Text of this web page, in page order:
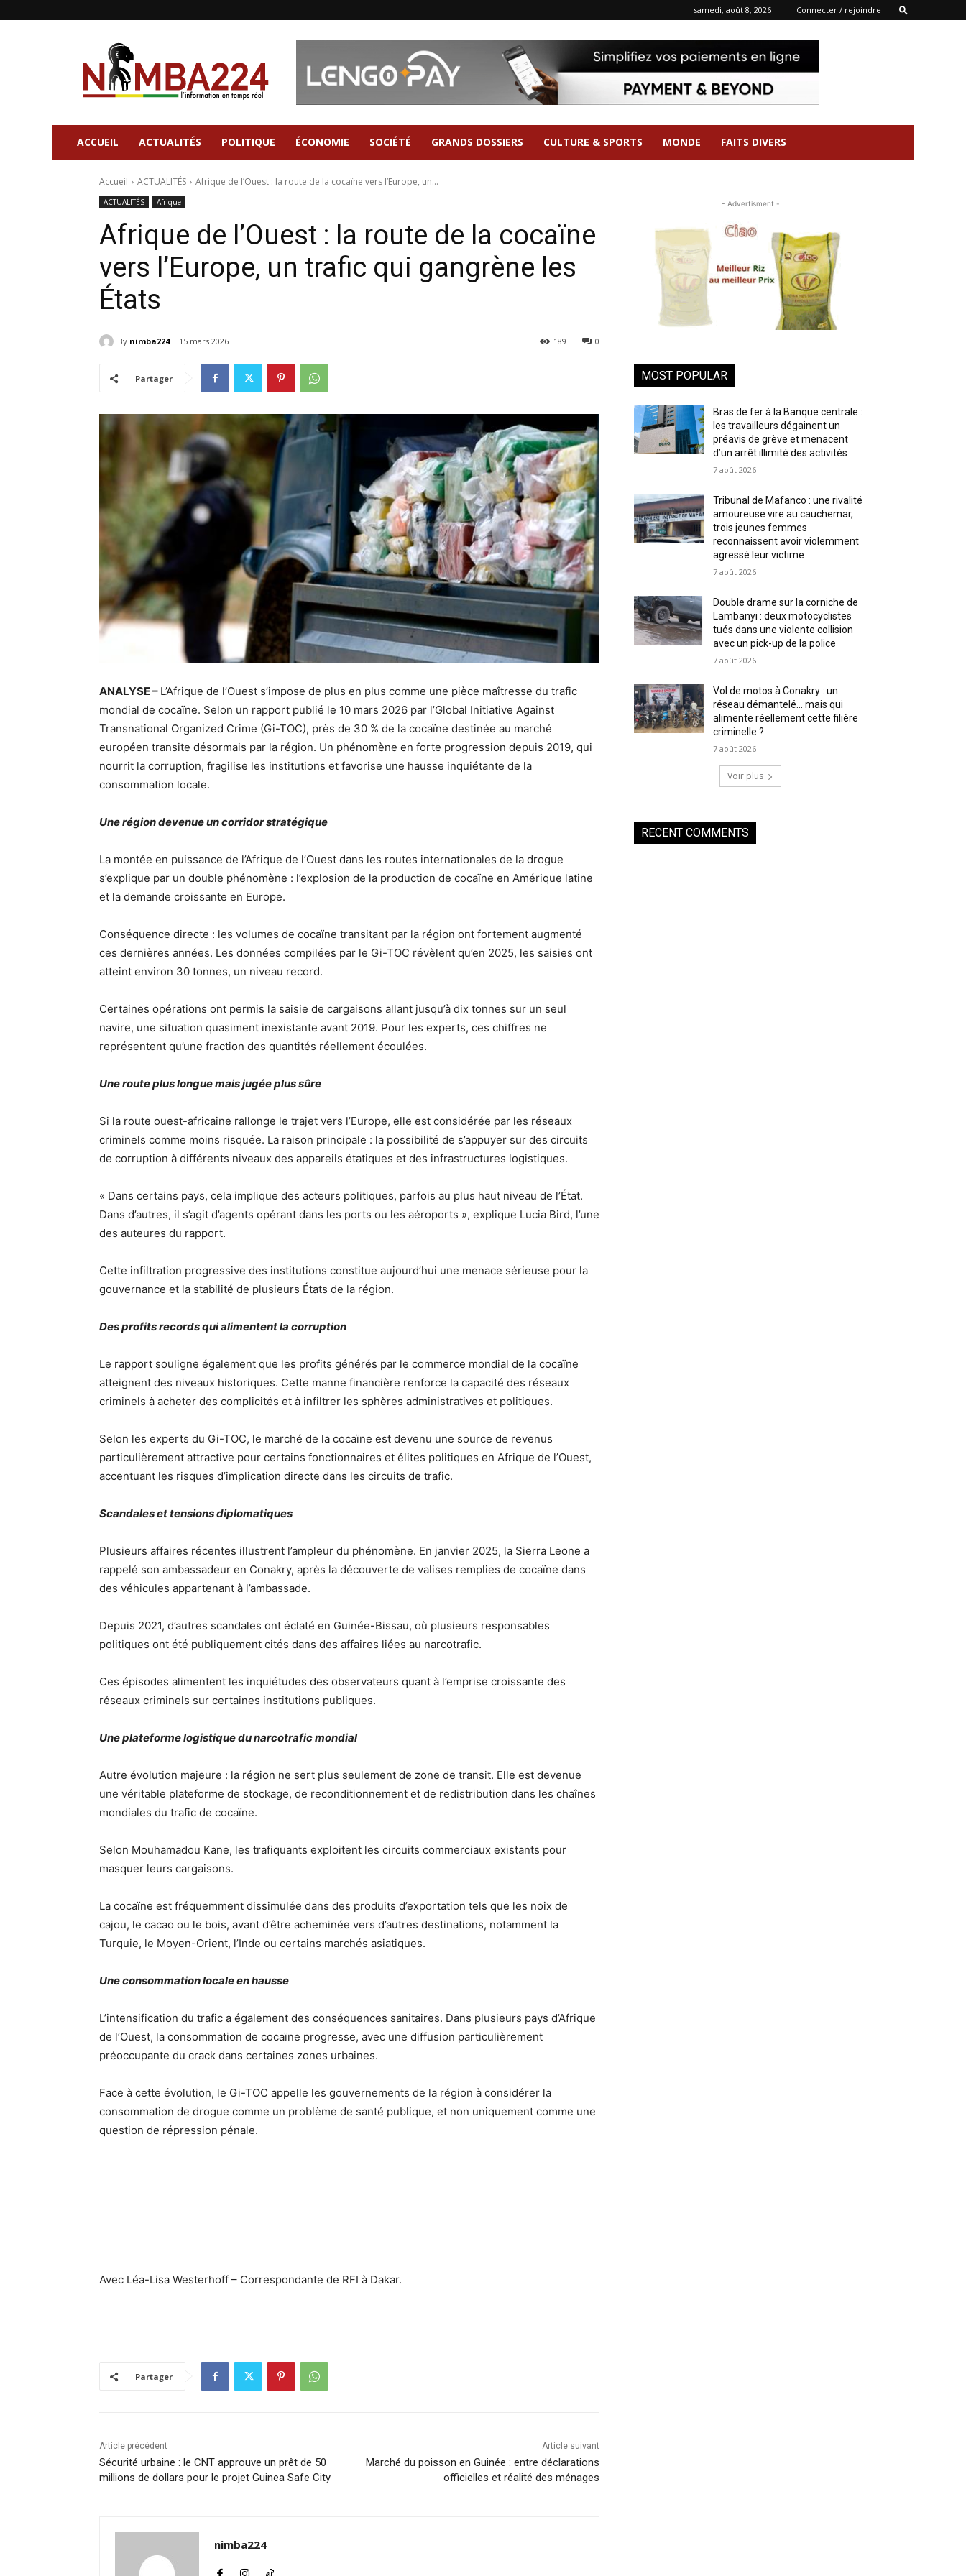
samedi, août 8, 2026 Connecter / rejoindre
Nimba224
Site
d'information
ACCUEIL ACTUALITÉS POLITIQUE ÉCONOMIE SOCIÉTÉ GRANDS DOSSIERS CULTURE & SPORTS MONDE FAITS DIVERS
Accueil ACTUALITÉS Afrique de l’Ouest : la route de la cocaïne vers l’Europe, un...
ACTUALITÉS Afrique
Afrique de l’Ouest : la route de la cocaïne
vers l’Europe, un trafic qui gangrène les
États
By nimba224 15 mars 2026 0
189
Partager
ANALYSE – L’Afrique de l’Ouest s’impose de plus en plus comme une pièce maîtresse du trafic
mondial de cocaïne. Selon un rapport publié le 10 mars 2026 par l’Global Initiative Against
Transnational Organized Crime (Gi-TOC), près de 30 % de la cocaïne destinée au marché
européen transite désormais par la région. Un phénomène en forte progression depuis 2019, qui
nourrit la corruption, fragilise les institutions et favorise une hausse inquiétante de la
consommation locale.
Une région devenue un corridor stratégique
La montée en puissance de l’Afrique de l’Ouest dans les routes internationales de la drogue
s’explique par un double phénomène : l’explosion de la production de cocaïne en Amérique latine
et la demande croissante en Europe.
Conséquence directe : les volumes de cocaïne transitant par la région ont fortement augmenté
ces dernières années. Les données compilées par le Gi-TOC révèlent qu’en 2025, les saisies ont
atteint environ 30 tonnes, un niveau record.
Certaines opérations ont permis la saisie de cargaisons allant jusqu’à dix tonnes sur un seul
navire, une situation quasiment inexistante avant 2019. Pour les experts, ces chiffres ne
représentent qu’une fraction des quantités réellement écoulées.
Une route plus longue mais jugée plus sûre
Si la route ouest-africaine rallonge le trajet vers l’Europe, elle est considérée par les réseaux
criminels comme moins risquée. La raison principale : la possibilité de s’appuyer sur des circuits
de corruption à différents niveaux des appareils étatiques et des infrastructures logistiques.
« Dans certains pays, cela implique des acteurs politiques, parfois au plus haut niveau de l’État.
Dans d’autres, il s’agit d’agents opérant dans les ports ou les aéroports », explique Lucia Bird, l’une
des auteures du rapport.
Cette infiltration progressive des institutions constitue aujourd’hui une menace sérieuse pour la
gouvernance et la stabilité de plusieurs États de la région.
Des profits records qui alimentent la corruption
Le rapport souligne également que les profits générés par le commerce mondial de la cocaïne
atteignent des niveaux historiques. Cette manne financière renforce la capacité des réseaux
criminels à acheter des complicités et à infiltrer les sphères administratives et politiques.
Selon les experts du Gi-TOC, le marché de la cocaïne est devenu une source de revenus
particulièrement attractive pour certains fonctionnaires et élites politiques en Afrique de l’Ouest,
accentuant les risques d’implication directe dans les circuits de trafic.
Scandales et tensions diplomatiques
Plusieurs affaires récentes illustrent l’ampleur du phénomène. En janvier 2025, la Sierra Leone a
rappelé son ambassadeur en Conakry, après la découverte de valises remplies de cocaïne dans
des véhicules appartenant à l’ambassade.
Depuis 2021, d’autres scandales ont éclaté en Guinée-Bissau, où plusieurs responsables
politiques ont été publiquement cités dans des affaires liées au narcotrafic.
Ces épisodes alimentent les inquiétudes des observateurs quant à l’emprise croissante des
réseaux criminels sur certaines institutions publiques.
Une plateforme logistique du narcotrafic mondial
Autre évolution majeure : la région ne sert plus seulement de zone de transit. Elle est devenue
une véritable plateforme de stockage, de reconditionnement et de redistribution dans les chaînes
mondiales du trafic de cocaïne.
Selon Mouhamadou Kane, les trafiquants exploitent les circuits commerciaux existants pour
masquer leurs cargaisons.
La cocaïne est fréquemment dissimulée dans des produits d’exportation tels que les noix de
cajou, le cacao ou le bois, avant d’être acheminée vers d’autres destinations, notamment la
Turquie, le Moyen-Orient, l’Inde ou certains marchés asiatiques.
Une consommation locale en hausse
L’intensification du trafic a également des conséquences sanitaires. Dans plusieurs pays d’Afrique
de l’Ouest, la consommation de cocaïne progresse, avec une diffusion particulièrement
préoccupante du crack dans certaines zones urbaines.
Face à cette évolution, le Gi-TOC appelle les gouvernements de la région à considérer la
consommation de drogue comme un problème de santé publique, et non uniquement comme une
question de répression pénale.
Avec Léa-Lisa Westerhoff – Correspondante de RFI à Dakar.
Partager
Article précédent
Sécurité urbaine : le CNT approuve un prêt de 50
millions de dollars pour le projet Guinea Safe City
Article suivant
Marché du poisson en Guinée : entre déclarations
officielles et réalité des ménages
nimba224
- Advertisment -
MOST POPULAR
Bras de fer à la Banque centrale :
les travailleurs dégainent un
préavis de grève et menacent
d’un arrêt illimité des activités
7 août 2026
Tribunal de Mafanco : une rivalité
amoureuse vire au cauchemar,
trois jeunes femmes
reconnaissent avoir violemment
agressé leur victime
7 août 2026
Double drame sur la corniche de
Lambanyi : deux motocyclistes
tués dans une violente collision
avec un pick-up de la police
7 août 2026
Vol de motos à Conakry : un
réseau démantelé… mais qui
alimente réellement cette filière
criminelle ?
7 août 2026
Voir plus
RECENT COMMENTS